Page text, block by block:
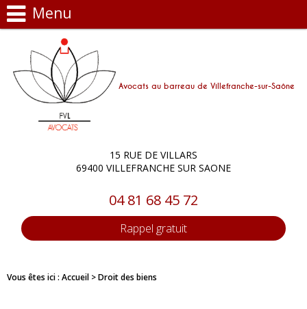
Menu
Avocats au barreau de Villefranche-sur-Saône
15 RUE DE VILLARS
69400 VILLEFRANCHE SUR SAONE
04 81 68 45 72
Rappel gratuit
Vous êtes ici : Accueil > Droit des biens